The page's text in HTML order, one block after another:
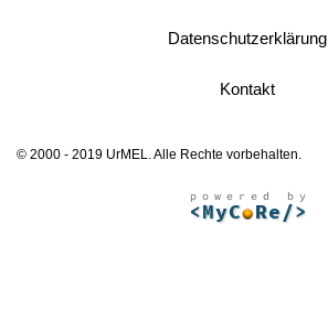
Datenschutzerklärung
Kontakt
© 2000 - 2019 UrMEL. Alle Rechte vorbehalten.